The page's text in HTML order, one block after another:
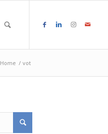
Home / vot